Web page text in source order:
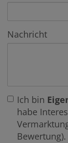
Nachricht
Ich bin
habe
Bewertung).